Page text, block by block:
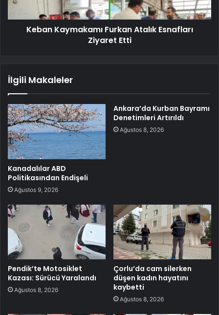
Keban Kaymakamı Furkan Atalık Esnafları
Ziyaret Etti
İlgili Makaleler
Kanadalılar ABD
Politikasından Endişeli
Ağustos 9, 2026
Ankara’da Kurban Bayramı
Denetimleri Artırıldı
Ağustos 8, 2026
Pendik’te Motosiklet
Kazası: Sürücü Yaralandı
Ağustos 8, 2026
Çorlu’da cam silerken
düşen kadın hayatını
kaybetti
Ağustos 8, 2026